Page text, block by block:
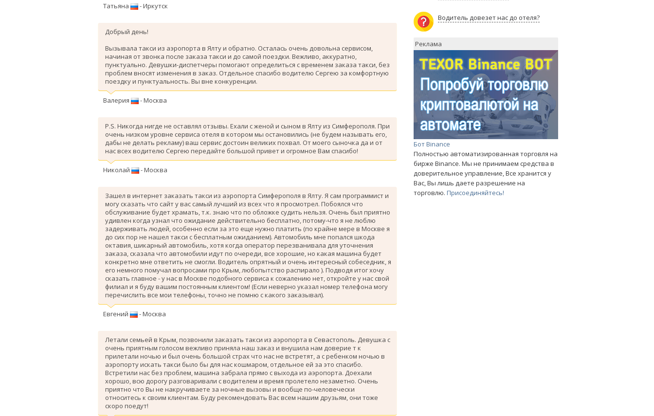
Татьяна - Иркутск
Добрый день!
Вызывала такси из аэропорта в Ялту и обратно. Осталась очень довольна сервисом,
начиная от звонка после заказа такси и до самой поездки. Вежливо, аккуратно,
пунктуально. Девушки-диспетчеры помогают определиться с временем заказа такси, без
проблем вносят изменения в заказ. Отдельное спасибо водителю Сергею за комфортную
поездку и пунктуальность. Вы вне конкуренции.
Валерия - Москва
P.S. Никогда нигде не оставлял отзывы. Ехали с женой и сыном в Ялту из Симферополя. При
очень низком уровне сервиса отеля в котором мы остановились (не будем называть его,
дабы не делать рекламу) ваш сервис достоин великих похвал. От моего сыночка да и от
нас всех водителю Сергею передайте большой привет и огромное Вам спасибо!
Николай - Москва
Зашел в интернет заказать такси из аэропорта Симферополя в Ялту. Я сам программист и
могу сказать что сайт у вас самый лучший из всех что я просмотрел. Побоялся что
обслуживание будет храмать, т.к. знаю что по обложке судить нельзя. Очень был приятно
удивлен когда узнал что ожидание действительно бесплатно, потому-что я не люблю
задерживать людей, особенно если за это еще нужно платить (по крайне мере в Москве я
до сих пор не нашел такси с бесплатным ожиданием). Автомобиль мне попался шкода
октавия, шикарный автомобиль, хотя когда оператор перезванивала для уточнения
заказа, сказала что автомобили идут по очереди, все хорошие, но какая машина будет
конкретно мне ответить не смогли. Водитель опрятный и очень интересный собеседник, я
его немного помучал вопросами про Крым, любопытство распирало ). Подводя итог хочу
сказать главное - у нас в Москве подобного сервиса к сожалению нет, откройте у нас свой
филиал и я буду вашим постоянным клиентом! (Если неверно указал номер телефона могу
перечислить все мои телефоны, точно не помню с какого заказывал).
Евгений - Москва
Летали семьей в Крым, позвонили заказать такси из аэропорта в Севастополь. Девушка с
очень приятным голосом вежливо приняла наш заказ и внушила нам доверие т к
прилетали ночью и был очень большой страх что нас не встретят, а с ребенком ночью в
аэропорту искать такси было бы для нас кошмаром, отдельное ей за это спасибо.
Вcтретили нас без проблем, машина забрала прямо с выхода из аэропорта. Доехали
хорошо, всю дорогу разговаривали с водителем и время пролетело незаметно. Очень
приятно что Вы не накручиваете за ночные вызовы и вообще по-человечески
относитесь к своим клиентам. Буду рекомендовать Вас всем нашим друзьям, они тоже
скоро поедут!
Водитель довезет нас до отеля?
Реклама
Бот Binance
Полностью автоматизированная торговля на
бирже Binance. Мы не принимаем средства в
доверительное управление, Все хранится у
Вас, Вы лишь даете разрешение на
торговлю.Присоединяйтесь!